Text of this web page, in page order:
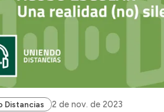
Distancias 2 de nov. de 2023